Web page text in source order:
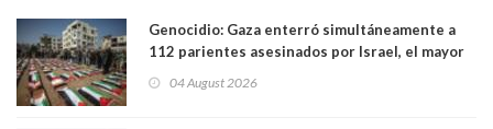
Genocidio: Gaza enterró simultáneamente a
112 parientes asesinados por Israel, el mayor
muertos figuran 44 niños y nueve ancianos
04 August 2026